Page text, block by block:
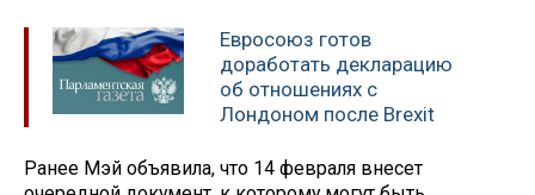
Евросоюз готов
доработать декларацию
об отношениях с
Лондоном после Brexit
Ранее Мэй объявила, что 14 февраля внесет